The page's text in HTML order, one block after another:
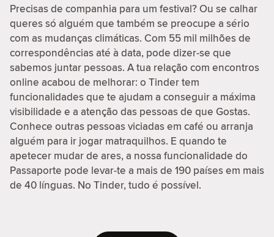
Precisas de companhia para um festival? Ou se calhar
queres só alguém que também se preocupe a sério
com as mudanças climáticas. Com 55 mil milhões de
correspondências até à data, pode dizer-se que
sabemos juntar pessoas. A tua relação com encontros
online acabou de melhorar: o Tinder tem
funcionalidades que te ajudam a conseguir a máxima
visibilidade e a atenção das pessoas de que Gostas.
Conhece outras pessoas viciadas em café ou arranja
alguém para ir jogar matraquilhos. E quando te
apetecer mudar de ares, a nossa funcionalidade do
Passaporte pode levar-te a mais de 190 países em mais
de 40 línguas. No Tinder, tudo é possível.